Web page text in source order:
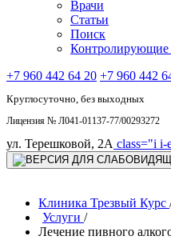
Врачи
Статьи
Поиск
Контролирующие
+7 960 442 64 20 +7 960 442
Круглосуточно, без выходных
Лицензия № Л041-01137-77/00293272
ул. Терешковой, 2А class="i i-
Клиника Трезвый Курс
Услуги /
Лечение пивного